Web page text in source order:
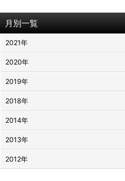
月別一覧
2021年
2020年
2019年
2018年
2014年
2013年
2012年